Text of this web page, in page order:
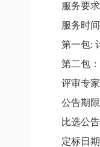
服务要
服务时间
第一包:
第二包
评审专
公告期限
比选公
定标日期